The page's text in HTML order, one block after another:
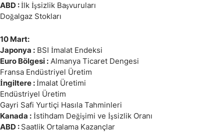
ABD :İlk İşsizlik Başvuruları
Doğalgaz Stokları
10 Mart:
Japonya : BSI İmalat Endeksi
Euro Bölgesi : Almanya Ticaret Dengesi
Fransa Endüstriyel Üretim
İngiltere :İmalat Üretimi
Endüstriyel Üretim
Gayri Safi Yurtiçi Hasıla Tahminleri
Kanada : İstihdam Değişimi ve İşsizlik Oranı
ABD : Saatlik Ortalama Kazançlar